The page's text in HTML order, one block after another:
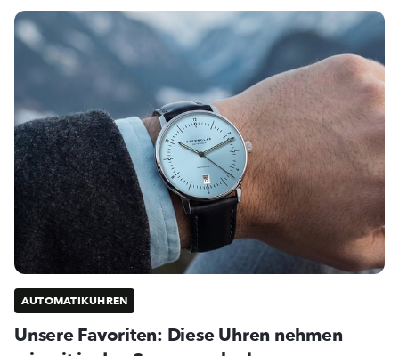
AUTOMATIKUHREN
Unsere Favoriten: Diese Uhren nehmen